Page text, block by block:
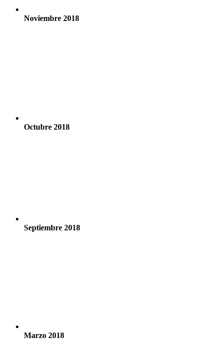
Noviembre 2018
Octubre 2018
Septiembre 2018
Marzo 2018